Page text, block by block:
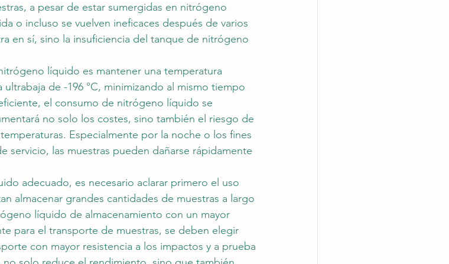
a pesar de estar sumergidas en nitrógeno
o incluso se vuelven ineficaces después de varios
en sí, sino la insuficiencia del tanque de nitrógeno
líquido es mantener una temperatura
de -196 °C, minimizando al mismo tiempo
el consumo de nitrógeno líquido se
no solo los costes, sino también el riesgo de
Especialmente por la noche o los fines
servicio, las muestras pueden dañarse rápidamente
adecuado, es necesario aclarar primero el uso
almacenar grandes cantidades de muestras a largo
líquido de almacenamiento con un mayor
para el transporte de muestras, se deben elegir
con mayor resistencia a los impactos y a prueba